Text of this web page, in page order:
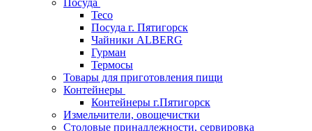
Посуда
Teco
Посуда г. Пятигорск
Чайники ALBERG
Гурман
Термосы
Товары для приготовления пищи
Контейнеры
Контейнеры г.Пятигорск
Измельчители, овощечистки
Столовые принадлежности, сервировка